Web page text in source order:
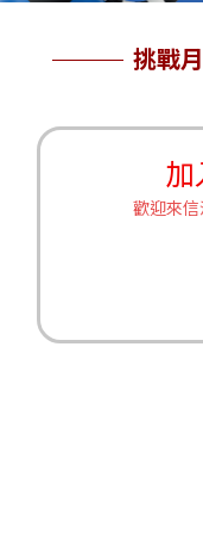
挑戰
加
歡迎來信